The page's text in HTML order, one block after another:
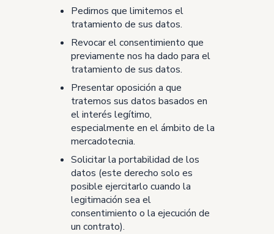
Pedirnos que limitemos el
tratamiento de sus datos.
Revocar el consentimiento que
previamente nos ha dado para el
tratamiento de sus datos.
Presentar oposición a que
tratemos sus datos basados en
el interés legítimo,
especialmente en el ámbito de la
mercadotecnia.
Solicitar la portabilidad de los
datos (este derecho solo es
posible ejercitarlo cuando la
legitimación sea el
consentimiento o la ejecución de
un contrato).